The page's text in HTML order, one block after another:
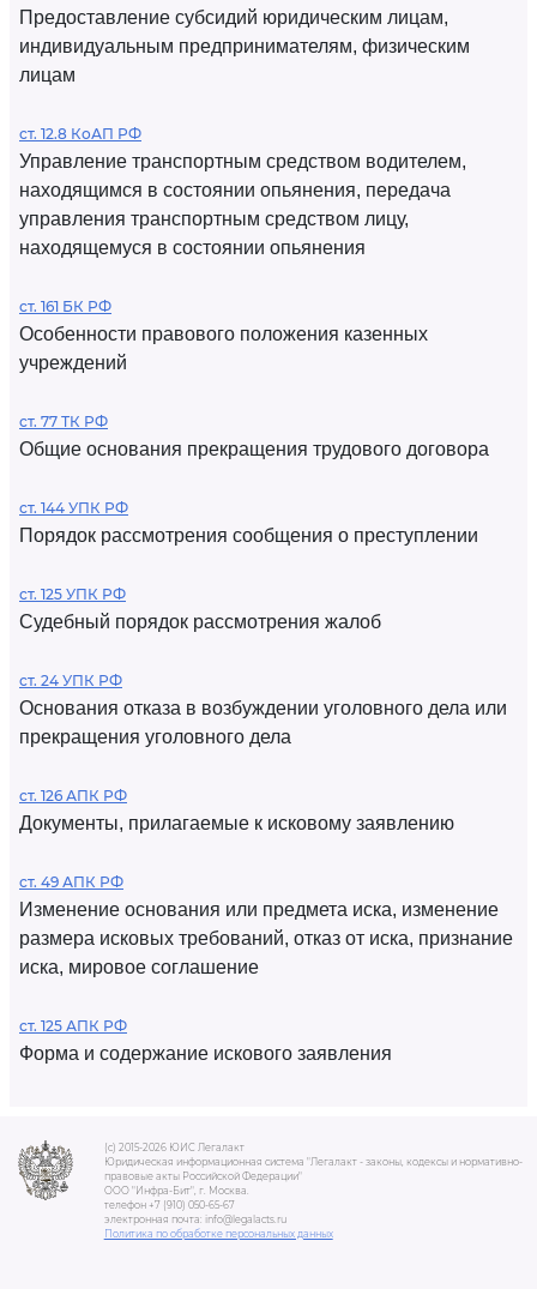
Предоставление субсидий юридическим лицам,
индивидуальным предпринимателям, физическим
лицам
ст. 12.8 КоАП РФ
Управление транспортным средством водителем,
находящимся в состоянии опьянения, передача
управления транспортным средством лицу,
находящемуся в состоянии опьянения
ст. 161 БК РФ
Особенности правового положения казенных
учреждений
ст. 77 ТК РФ
Общие основания прекращения трудового договора
ст. 144 УПК РФ
Порядок рассмотрения сообщения о преступлении
ст. 125 УПК РФ
Судебный порядок рассмотрения жалоб
ст. 24 УПК РФ
Основания отказа в возбуждении уголовного дела или
прекращения уголовного дела
ст. 126 АПК РФ
Документы, прилагаемые к исковому заявлению
ст. 49 АПК РФ
Изменение основания или предмета иска, изменение
размера исковых требований, отказ от иска, признание
иска, мировое соглашение
ст. 125 АПК РФ
Форма и содержание искового заявления
(c) 2015-2026 ЮИС Легалакт
Юридическая информационная система "Легалакт - законы, кодексы и нормативно-
правовые акты Российской Федерации"
ООО "Инфра-Бит", г. Москва.
телефон +7 (910) 050-65-67
электронная почта: info@legalacts.ru
Политика по обработке персональных данных